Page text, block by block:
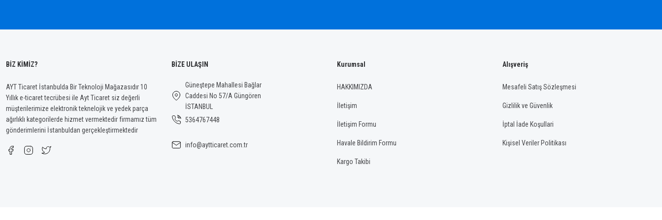
BİZ KİMİZ?
AYT Ticaret İstanbulda Bir Teknoloji Mağazasıdır 10
Yıllık e-ticaret tecrübesi ile Ayt Ticaret siz değerli
müşterilerimize elektronik teknelojik ve yedek parça
ağırlıklı kategorilerde hizmet vermektedir firmamız tüm
gönderimlerini İstanbuldan gerçekleştirmektedir
BİZE ULAŞIN
Güneştepe Mahallesi Bağlar
Caddesi No 57/A Güngören
İSTANBUL
5364767448
info@aytticaret.com.tr
Kurumsal
HAKKIMIZDA
İletişim
İletişim Formu
Havale Bildirim Formu
Kargo Takibi
Alışveriş
Mesafeli Satış Sözleşmesi
Gizlilik ve Güvenlik
İptal İade Koşullari
Kişisel Veriler Politikası